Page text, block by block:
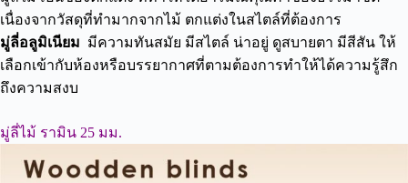
เนื่องจากวัสดุที่ทำมากจากไม้ ตกแต่งในสไตล์ที่ต้องการ
มู่ลี่อลูมิเนียม มีความทันสมัย มีสไตล์ น่าอยู่ ดูสบายตา มีสีสัน ให้
เลือกเข้ากับห้องหรือบรรยากาศที่ตามต้องการทำให้ได้ความรู้สึก
ถึงความสงบ
มู่ลี่ไม้ รามิน 25 มม.